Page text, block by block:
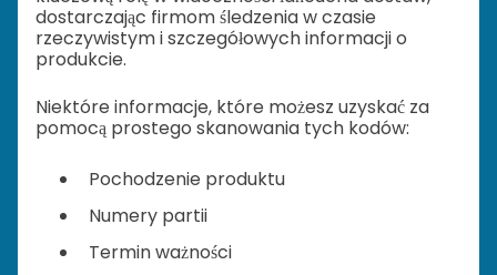
dostarczając firmom śledzenia w czasie
rzeczywistym i szczegółowych informacji o
produkcie.
Niektóre informacje, które możesz uzyskać za
pomocą prostego skanowania tych kodów:
Pochodzenie produktu
Numery partii
Termin ważności